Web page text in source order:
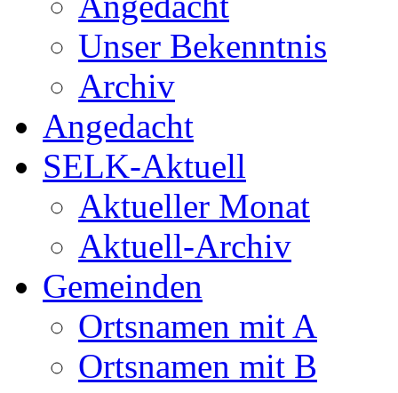
Unser Bekenntnis
Archiv
Angedacht
SELK-Aktuell
Aktueller Monat
Aktuell-Archiv
Gemeinden
Ortsnamen mit A
Ortsnamen mit B